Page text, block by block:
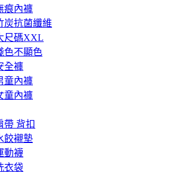
痕內褲
炭抗菌纖維
尺碼XXL
色不顯色
全褲
童內褲
童內褲
帶 背扣
餃襯墊
動襪
衣袋